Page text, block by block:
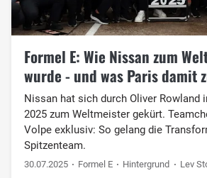
Formel E: Wie Nissan zum
wurde - und was Paris damit
Nissan hat sich durch Oliver Rowland
2025 zum Weltmeister gekürt.
Volpe exklusiv: So gelang die
Spitzenteam.
30.07.2025 Formel E Hintergrund Lev